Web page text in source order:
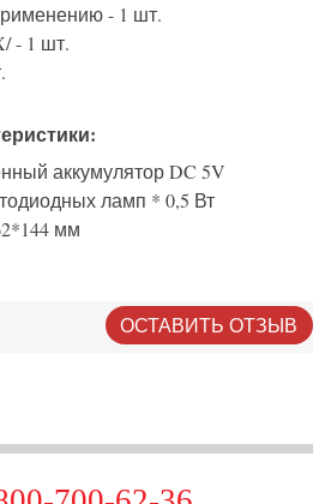
- 1 шт.
- 1 шт.
аккумулятор DC 5V
ламп * 0,5 Вт
мм
ОСТАВИТЬ ОТЗЫВ